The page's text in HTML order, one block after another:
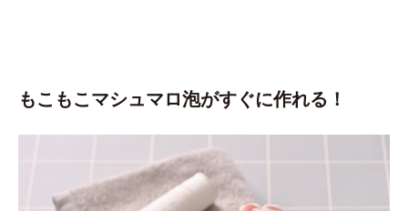
もこもこマシュマロ泡がすぐに作れる！